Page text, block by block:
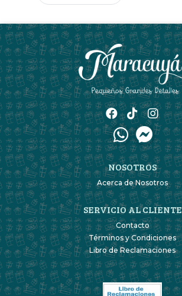
NOSOTROS
Acerca de Nosotros
SERVICIO AL CLIENTE
Contacto
Términos y Condiciones
Libro de Reclamaciones